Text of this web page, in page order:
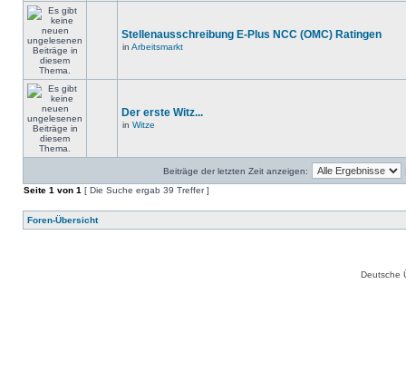
Stellenausschreibung E-Plus NCC (OMC) Ratingen
in Arbeitsmarkt
Der erste Witz...
in Witze
Beiträge der letzten Zeit anzeigen:
Seite 1 von 1 [ Die Suche ergab 39 Treffer ]
Foren-Übersicht
Deutsche